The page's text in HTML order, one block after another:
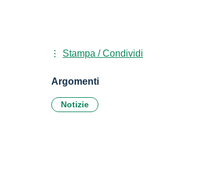
Stampa / Condividi
Argomenti
Notizie